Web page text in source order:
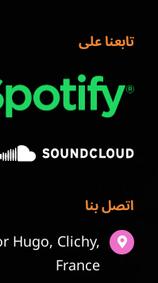
تابعنا على
اتصل بنا
Hugo, Clichy,
France